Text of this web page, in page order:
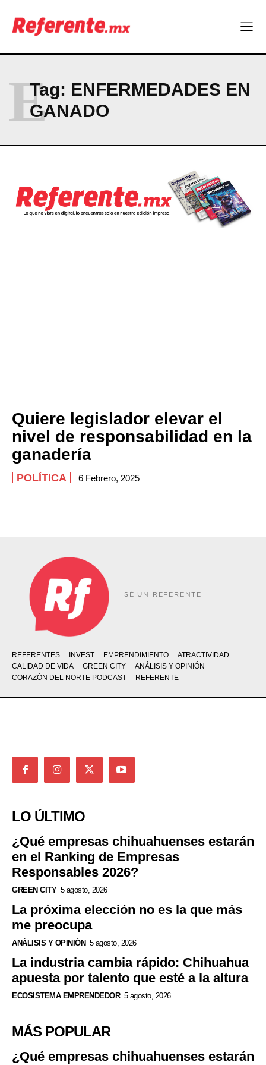
ABOUT
NEWSLETTER
Tag: ENFERMEDADES EN
GANADO
E
Quiere legislador elevar el
nivel de responsabilidad en la
ganadería
POLÍTICA 6 Febrero, 2025
SÉ UN REFERENTE
REFERENTES INVEST EMPRENDIMIENTO
ATRACTIVIDAD
CALIDAD DE VIDA
GREEN CITY
ANÁLISIS Y OPINIÓN
CORAZÓN DEL NORTE PODCAST
REFERENTE
LO ÚLTIMO
¿Qué empresas chihuahuenses estarán
en el Ranking de Empresas
Responsables 2026?
GREEN CITY 5 agosto, 2026
La próxima elección no es la que más
me preocupa
ANÁLISIS Y OPINIÓN 5 agosto, 2026
La industria cambia rápido: Chihuahua
apuesta por talento que esté a la altura
ECOSISTEMA EMPRENDEDOR 5 agosto, 2026
MÁS POPULAR
¿Qué empresas chihuahuenses estarán